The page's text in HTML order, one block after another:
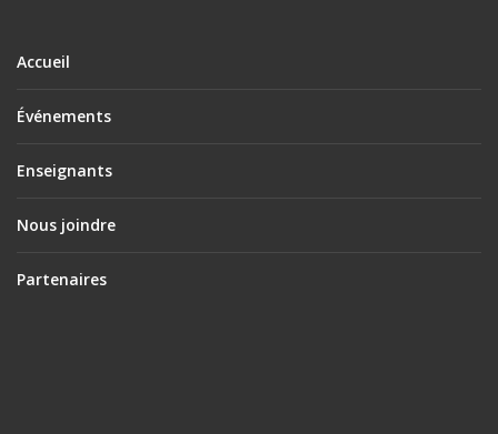
Accueil
Événements
Enseignants
Nous joindre
Partenaires